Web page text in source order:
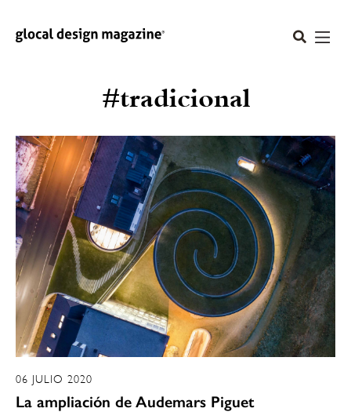
#tradicional
06 JULIO 2020
La ampliación de Audemars Piguet